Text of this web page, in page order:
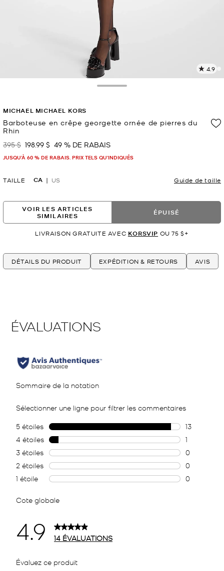
4.9
MICHAEL MICHAEL KORS
Barboteuse en crêpe georgette ornée de pierres du
Rhin
était
395 $ maintenant
198.99 $ 49 % DE RABAIS
JUSQU’À 60 % DE RABAIS. PRIX TELS QU'INDIQUÉS
TAILLE CA US Guide de taille
VOIR LES ARTICLES
SIMILAIRES
ÉPUISÉ
LIVRAISON GRATUITE AVEC KORSVIP OU 75 $+
DÉTAILS DU PRODUIT EXPÉDITION & RETOURS AVIS